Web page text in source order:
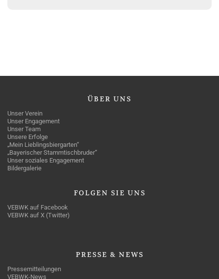
ÜBER UNS
Unser Verein
Unser Engagement
Unser Team
Unsere Erfolge
„Mein Lieblingsbiergarten“
„Bayerischer Stammtischbruder“
Unser soziales Engagement
Bildergalerie
FOLGEN SIE UNS
VEBWK auf Facebook
VEBWK auf X (Twitter)
PRESSE & NEWS
Pressemitteilungen
VEBWK-News